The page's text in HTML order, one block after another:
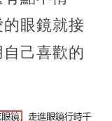
眼鏡就接
己喜歡的